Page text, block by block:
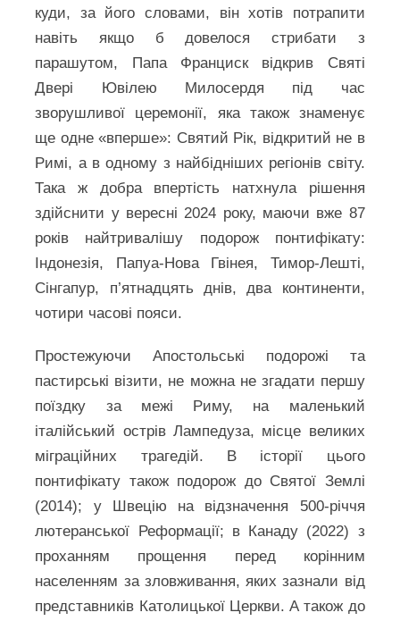
куди, за його словами, він хотів потрапити
навіть якщо б довелося стрибати з
парашутом, Папа Франциск відкрив Святі
Двері Ювілею Милосердя під час
зворушливої церемонії, яка також знаменує
ще одне «вперше»: Святий Рік, відкритий не в
Римі, а в одному з найбідніших регіонів світу.
Така ж добра впертість натхнула рішення
здійснити у вересні 2024 року, маючи вже 87
років найтривалішу подорож понтифікату:
Індонезія, Папуа-Нова Гвінея, Тимор-Лешті,
Сінгапур, п’ятнадцять днів, два континенти,
чотири часові пояси.
Простежуючи Апостольські подорожі та
пастирські візити, не можна не згадати першу
поїздку за межі Риму, на маленький
італійський острів Лампедуза, місце великих
міграційних трагедій. В історії цього
понтифікату також подорож до Святої Землі
(2014); у Швецію на відзначення 500-річчя
лютеранської Реформації; в Канаду (2022) з
проханням прощення перед корінним
населенням за зловживання, яких зазнали від
представників Католицької Церкви. А також до